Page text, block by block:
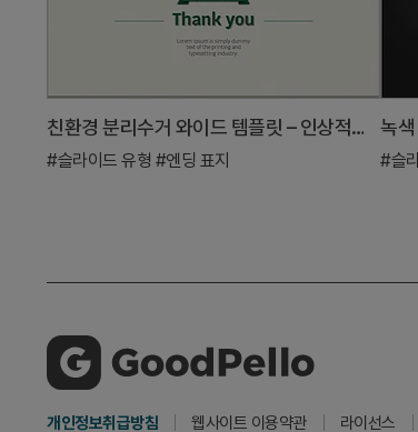
친환경 분리수거 와이드 템플릿 – 인상적인 엔딩 페이지
#슬라이드 유형 #엔딩 표지 #슬
개인정보취급방침 웹사이트 이용약관 라이선스